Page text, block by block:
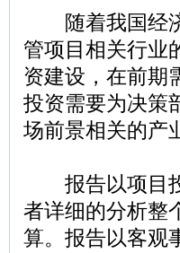
随着我国经济
管项目相关行业
资建设，在前期
投资需要为决策
场前景相关的产
报告以项目投
者详细的分析整
算。报告以客观